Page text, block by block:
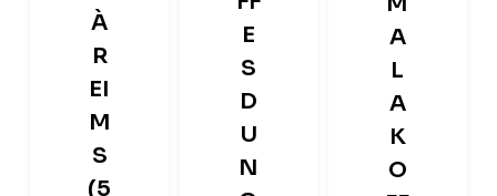
À
R
EI
M
S
(5
E
S
D
U
N
A
L
A
K
O